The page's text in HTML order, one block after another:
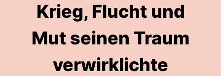
Krieg, Flucht und
Mut seinen Traum
verwirklichte